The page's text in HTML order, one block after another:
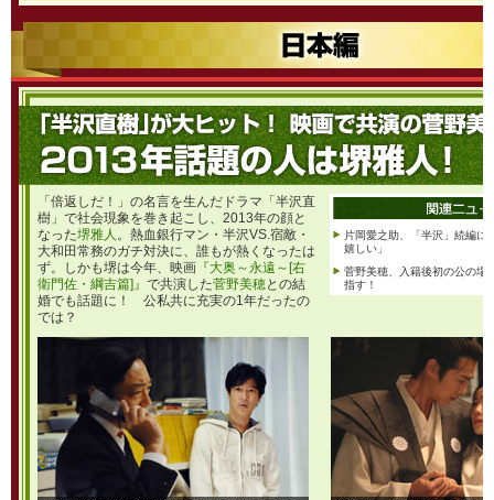
「倍返しだ！」の名言を生んだドラマ「半沢直
樹」で社会現象を巻き起こし、2013年の顔と
なった堺雅人 。熱血銀行マン・半沢VS.宿敵・
大和田常務のガチ対決に、誰もが熱くなったは
ず。しかも堺は今年、映画 『大奥～永遠～[右
衛門佐・綱吉篇]』 で共演した菅野美穂との結
婚でも話題に！ 公私共に充実の1年だったの
では？
片岡愛之助、「半沢」続編に
嬉しい」
菅野美穂、入籍後初の公の場
指す！